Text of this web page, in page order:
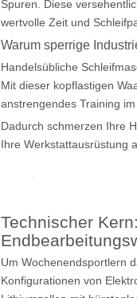
Spuren. Diese
wertvolle Zeit und
Warum sperrige
Handelsübliche
Mit dieser kopflastigen
anstrengendes Training
Dadurch schmerzen Ihre
Ihre Werkstattausrüstung
Technischer
Um Wochenendsportlern
Konfigurationen von